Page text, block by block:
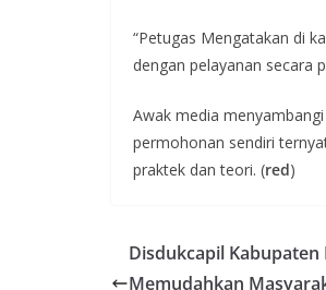
“Petugas Mengatakan di
dengan pelayanan secara
Awak media
permohonan sendiri
praktek dan teori. (red)
Disdukcapil Kabupaten
Memudahkan